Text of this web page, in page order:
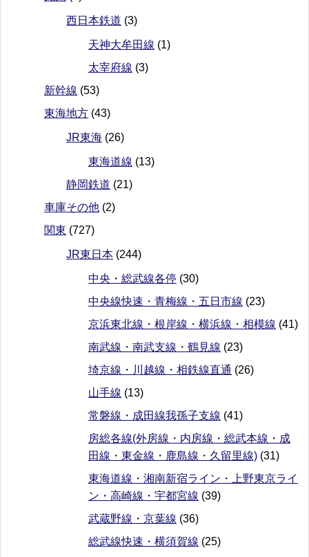
西日本鉄道 (3)
天神大牟田線 (1)
太宰府線 (3)
新幹線 (53)
東海地方 (43)
JR東海 (26)
東海道線 (13)
静岡鉄道 (21)
車庫その他 (2)
関東 (727)
JR東日本 (244)
中央・総武線各停 (30)
中央線快速・青梅線・五日市線 (23)
京浜東北線・根岸線・横浜線・相模線 (41)
南武線・南武支線・鶴見線 (23)
埼京線・川越線・相鉄線直通 (26)
山手線 (13)
常磐線・成田線我孫子支線 (41)
房総各線(外房線・内房線・総武本線・成
田線・東金線・鹿島線・久留里線) (31)
東海道線・湘南新宿ライン・上野東京ライ
ン・高崎線・宇都宮線 (39)
武蔵野線・京葉線 (36)
総武線快速・横須賀線 (25)